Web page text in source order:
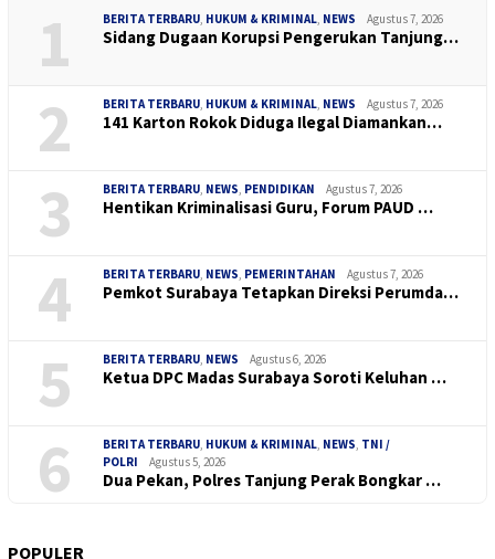
1 BERITA TERBARU, HUKUM & KRIMINAL, NEWS Agustus 7, 2026
Sidang Dugaan Korupsi Pengerukan Tanjung…
2 BERITA TERBARU, HUKUM & KRIMINAL, NEWS Agustus 7, 2026
141 Karton Rokok Diduga Ilegal Diamankan…
3 BERITA TERBARU, NEWS, PENDIDIKAN Agustus 7, 2026
Hentikan Kriminalisasi Guru, Forum PAUD …
4 BERITA TERBARU, NEWS, PEMERINTAHAN Agustus 7, 2026
Pemkot Surabaya Tetapkan Direksi Perumda…
5 BERITA TERBARU, NEWS Agustus 6, 2026
Ketua DPC Madas Surabaya Soroti Keluhan …
6 BERITA TERBARU, HUKUM & KRIMINAL, NEWS, TNI /
POLRI
Agustus 5, 2026
Dua Pekan, Polres Tanjung Perak Bongkar …
POPULER